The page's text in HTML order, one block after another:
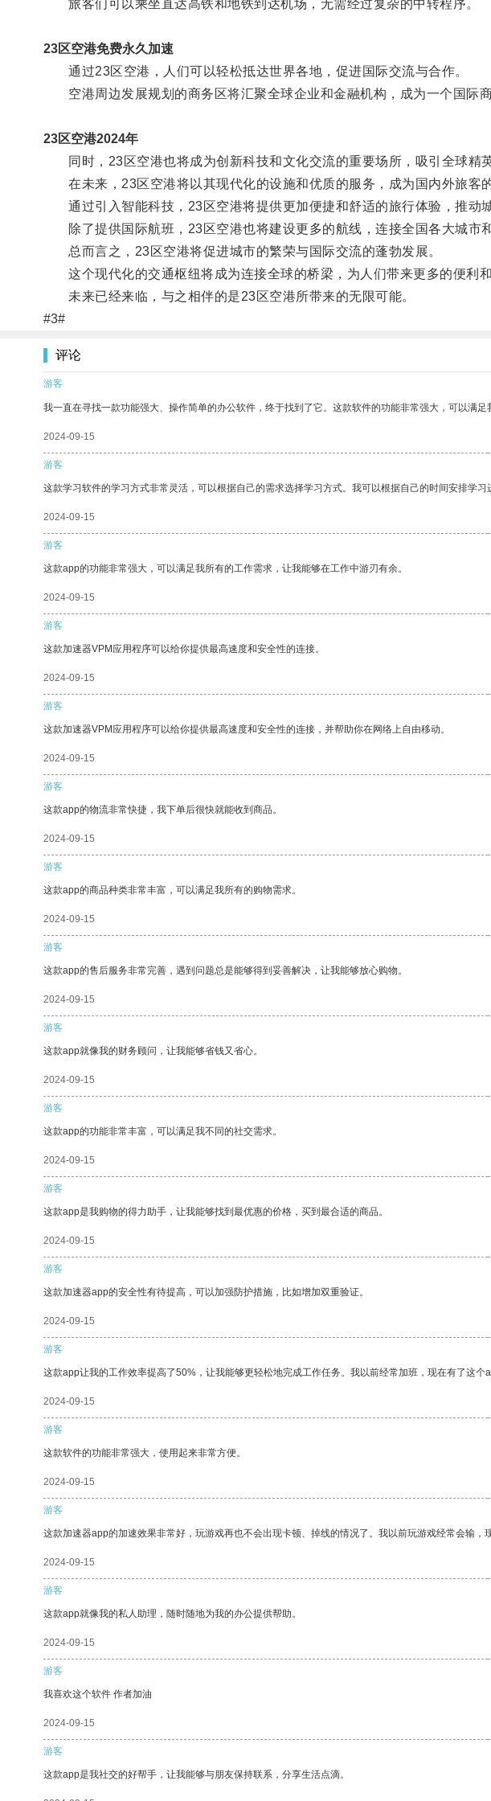
旅客们可以乘坐直达高铁和地铁到达机场，无需经过复杂的中转程序。
23区空港免费永久加速
通过23区空港，人们可以轻松抵达世界各地，促进国际交流与合作。
空港周边发展规划的商务区将汇聚全球企业和金融机构，成为一个国际商
23区空港2024年
同时，23区空港也将成为创新科技和文化交流的重要场所，吸引全球精英
在未来，23区空港将以其现代化的设施和优质的服务，成为国内外旅客的
通过引入智能科技，23区空港将提供更加便捷和舒适的旅行体验，推动城
除了提供国际航班，23区空港也将建设更多的航线，连接全国各大城市
总而言之，23区空港将促进城市的繁荣与国际交流的蓬勃发展。
这个现代化的交通枢纽将成为连接全球的桥梁，为人们带来更多的便利和
未来已经来临，与之相伴的是23区空港所带来的无限可能。
#3#
评论
游客
我一直在寻找一款功能强大、操作简单的办公软件，终于找到了它。这款软件的功能非常强大，可以满
2024-09-15
游客
这款学习软件的学习方式非常灵活，可以根据自己的需求选择学习方式。我可以根据自己的时间安排学习
2024-09-15
游客
这款app的功能非常强大，可以满足我所有的工作需求，让我能够在工作中游刃有余。
2024-09-15
游客
这款加速器VPM应用程序可以给你提供最高速度和安全性的连接。
2024-09-15
游客
这款加速器VPM应用程序可以给你提供最高速度和安全性的连接，并帮助你在网络上自由移动。
2024-09-15
游客
这款app的物流非常快捷，我下单后很快就能收到商品。
2024-09-15
游客
这款app的商品种类非常丰富，可以满足我所有的购物需求。
2024-09-15
游客
这款app的售后服务非常完善，遇到问题总是能够得到妥善解决，让我能够放心购物。
2024-09-15
游客
这款app就像我的财务顾问，让我能够省钱又省心。
2024-09-15
游客
这款app的功能非常丰富，可以满足我不同的社交需求。
2024-09-15
游客
这款app是我购物的得力助手，让我能够找到最优惠的价格，买到最合适的商品。
2024-09-15
游客
这款加速器app的安全性有待提高，可以加强防护措施，比如增加双重验证。
2024-09-15
游客
这款app让我的工作效率提高了50%，让我能够更轻松地完成工作任务。我以前经常加班，现在有了这个
2024-09-15
游客
这款软件的功能非常强大，使用起来非常方便。
2024-09-15
游客
这款加速器app的加速效果非常好，玩游戏再也不会出现卡顿、掉线的情况了。我以前玩游戏经常会输，
2024-09-15
游客
这款app就像我的私人助理，随时随地为我的办公提供帮助。
2024-09-15
游客
我喜欢这个软件 作者加油
2024-09-15
游客
这款app是我社交的好帮手，让我能够与朋友保持联系，分享生活点滴。